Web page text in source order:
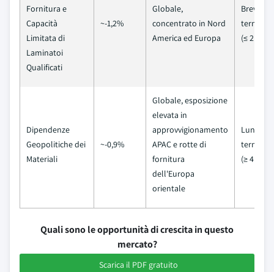
Fornitura e
Capacità
Limitata di
Laminatoi
Qualificati
~-1,2%
Globale,
concentrato in Nord
America ed Europa
Breve
termine
(≤ 2 anni)
Dipendenze
Geopolitiche dei
Materiali
~-0,9%
Globale, esposizione
elevata in
approvvigionamento
APAC e rotte di
fornitura
dell'Europa
orientale
Lungo
termine
(≥ 4 anni)
Quali sono le opportunità di crescita in questo
mercato?
Scarica il PDF gratuito